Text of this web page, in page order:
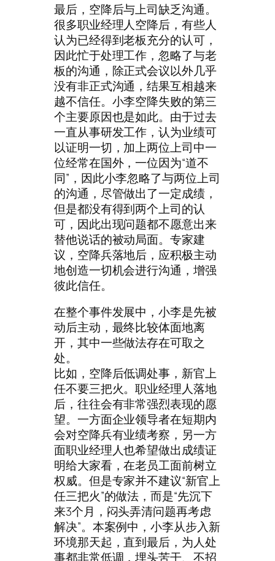
最后，空降后与上司缺乏沟通。
很多职业经理人空降后，有些人
认为已经得到老板充分的认可，
因此忙于处理工作，忽略了与老
板的沟通，除正式会议以外几乎
没有非正式沟通，结果互相越来
越不信任。小李空降失败的第三
个主要原因也是如此。由于过去
一直从事研发工作，认为业绩可
以证明一切，加上两位上司中一
位经常在国外，一位因为“道不
同”，因此小李忽略了与两位上司
的沟通，尽管做出了一定成绩，
但是都没有得到两个上司的认
可，因此出现问题都不愿意出来
替他说话的被动局面。专家建
议，空降兵落地后，应积极主动
地创造一切机会进行沟通，增强
彼此信任。
在整个事件发展中，小李是先被
动后主动，最终比较体面地离
开，其中一些做法存在可取之
处。
比如，空降后低调处事，新官上
任不要三把火。职业经理人落地
后，往往会有非常强烈表现的愿
望。一方面企业领导者在短期内
会对空降兵有业绩考察，另一方
面职业经理人也希望做出成绩证
明给大家看，在老员工面前树立
权威。但是专家并不建议“新官上
任三把火”的做法，而是“先沉下
来3个月，闷头弄清问题再考虑
解决”。本案例中，小李从步入新
环境那天起，直到最后，为人处
事都非常低调，埋头苦干、不招